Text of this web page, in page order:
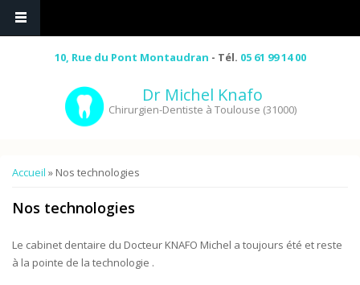
10, Rue du Pont Montaudran - Tél. 05 61 99 14 00
Dr Michel Knafo
Chirurgien-Dentiste à Toulouse (31000)
Vous êtes ici
Accueil » Nos technologies
Nos technologies
Le cabinet dentaire du Docteur KNAFO Michel a toujours été et reste
à la pointe de la technologie .